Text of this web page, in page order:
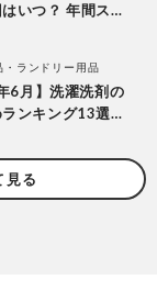
いつ？ 年間スケ
・ランドリー用品
6月】洗濯洗剤の
ンキング13選。
人気商品を比較
見る